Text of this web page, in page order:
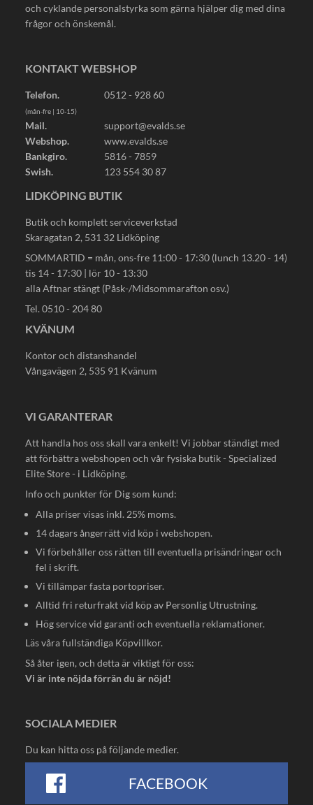
och cyklande personalstyrka som gärna hjälper dig med dina
frågor och önskemål.
KONTAKT WEBSHOP
Telefon. 0512 - 928 60
(mån-fre | 10-15)
Mail.
support@evalds.se
Webshop.
www.evalds.se
Bankgiro.
5816 - 7859
Swish.
123 554 30 87
LIDKÖPING BUTIK
Butik och komplett serviceverkstad
Skaragatan 2, 531 32 Lidköping
SOMMARTID = mån, ons-fre 11:00 - 17:30 (lunch 13.20 - 14)
tis 14 - 17:30 | lör 10 - 13:30
alla Aftnar stängt (Påsk-/Midsommarafton osv.)
Tel. 0510 - 204 80
KVÄNUM
Kontor och distanshandel
Vångavägen 2, 535 91 Kvänum
VI GARANTERAR
Att handla hos oss skall vara enkelt! Vi jobbar ständigt med
att förbättra webshopen och vår fysiska butik - Specialized
Elite Store - i Lidköping.
Info och punkter för Dig som kund:
Alla priser visas inkl. 25% moms.
14 dagars ångerrätt vid köp i webshopen.
Vi förbehåller oss rätten till eventuella prisändringar och
fel i skrift.
Vi tillämpar fasta portopriser.
Alltid fri returfrakt vid köp av Personlig Utrustning.
Hög service vid garanti och eventuella reklamationer.
Läs våra fullständiga Köpvillkor.
Så åter igen, och detta är viktigt för oss:
Vi är inte nöjda förrän du är nöjd!
SOCIALA MEDIER
Du kan hitta oss på följande medier.
FACEBOOK